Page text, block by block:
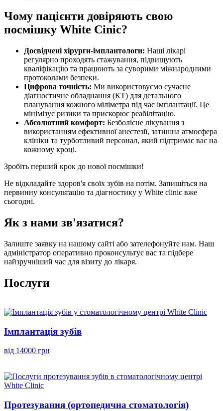
Чому пацієнти довіряють свою
посмішку White Cinic?
Досвідчені хірурги-імплантологи: Наші лікарі
регулярно проходять стажування, підвищують
кваліфікацію та працюють за суворими міжнародними
протоколами безпеки.
Цифрова точність: Ми використовуємо сучасне
діагностичне обладнання (КТ) для детального
планування кожного міліметра під час імплантації. Це
мінімізує ризики та прискорює реабілітацію.
Абсолютний комфорт: Безболісне лікування з
використанням ефективної анестезії, затишна атмосфера
клініки та турботливий персонал, який підтримає вас на
кожному кроці.
Зробіть перший крок до нової посмішки!
Не відкладайте здоров'я своїх зубів на потім. Запишіться на
первинну консультацію та діагностику у White clinic вже
сьогодні.
Як з нами зв'язатися?
Залиште заявку на нашому сайті або зателефонуйте нам. Наш
адміністратор оперативно проконсультує вас та підбере
найзручніший час для візиту до лікаря.
Послуги
Імплантація зубів
від 14000 грн
Протезування (ортопедична стоматологія)